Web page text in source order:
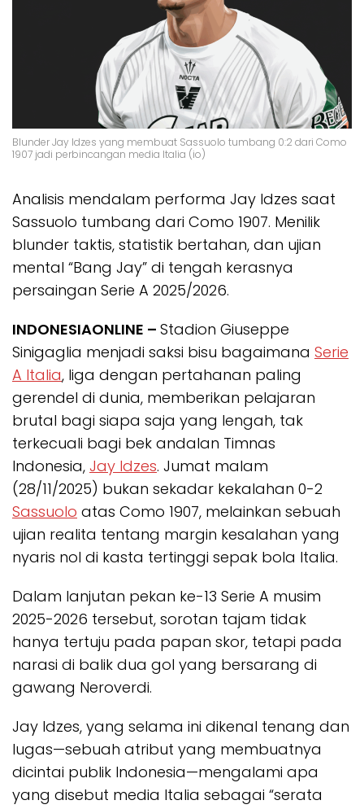
Blunder Jay Idzes yang membuat Sassuolo tumbang 0:2 dari Como
1907 jadi perbincangan media Italia (io)
Analisis mendalam performa Jay Idzes saat
Sassuolo tumbang dari Como 1907. Menilik
blunder taktis, statistik bertahan, dan ujian
mental “Bang Jay” di tengah kerasnya
persaingan Serie A 2025/2026.
INDONESIAONLINE – Stadion Giuseppe
Sinigaglia menjadi saksi bisu bagaimana Serie
A Italia, liga dengan pertahanan paling
gerendel di dunia, memberikan pelajaran
brutal bagi siapa saja yang lengah, tak
terkecuali bagi bek andalan Timnas
Indonesia, Jay Idzes. Jumat malam
(28/11/2025) bukan sekadar kekalahan 0-2
Sassuolo atas Como 1907, melainkan sebuah
ujian realita tentang margin kesalahan yang
nyaris nol di kasta tertinggi sepak bola Italia.
Dalam lanjutan pekan ke-13 Serie A musim
2025-2026 tersebut, sorotan tajam tidak
hanya tertuju pada papan skor, tetapi pada
narasi di balik dua gol yang bersarang di
gawang Neroverdi.
Jay Idzes, yang selama ini dikenal tenang dan
lugas—sebuah atribut yang membuatnya
dicintai publik Indonesia—mengalami apa
yang disebut media Italia sebagai “serata